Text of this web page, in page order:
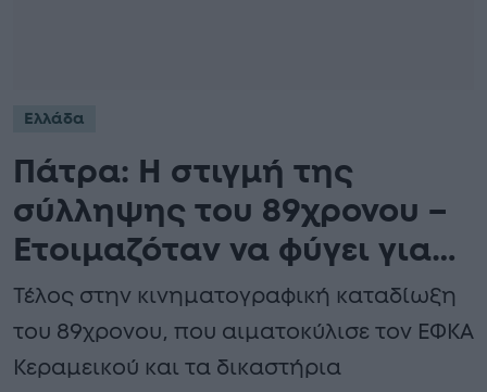
Ελλάδα
Πάτρα: Η στιγμή της
σύλληψης του 89χρονου –
Ετοιμαζόταν να φύγει για…
Τέλος στην κινηματογραφική καταδίωξη
του 89χρονου, που αιματοκύλισε τον ΕΦΚΑ
Κεραμεικού και τα δικαστήρια